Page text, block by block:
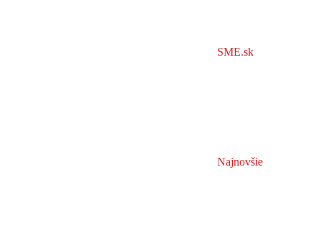
SME.sk
Najnovšie